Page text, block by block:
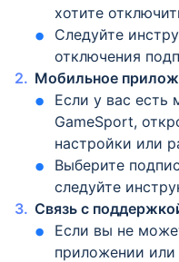
хотите
Следуйте
отключения
Мобильное
Если у вас есть
GameSport,
настройки или
Выберите
следуйте
Связь с
Если вы не
приложении или